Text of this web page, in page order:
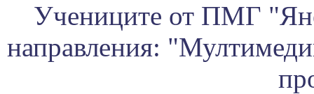
Учениците от ПМГ
направления: